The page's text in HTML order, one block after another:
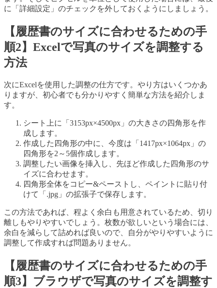
に「詳細設定」のチェックを外しておくようにしましょう。
【履歴書のサイズに合わせるための手
順2】Excelで写真のサイズを調整する
方法
次にExcelを使用した調整の仕方です。やり方はいくつかあ
りますが、初心者でも分かりやすく簡単な方法を紹介しま
す。
シート上に「3153px×4500px」の大きさの四角形を作
成します。
作成した四角形の中に、今度は「1417px×1064px」の
四角形を2～5個作成します。
調整したい画像を挿入し、先ほど作成した四角形のサ
イズに合わせます。
四角形全体をコピー&ペーストし、ペイントに貼り付
けて「.jpg」の拡張子で保存します。
この方法であれば、程よく余白も用意されているため、切り
離しもやりやすいでしょう。枚数が欲しいという場合には、
余白を減らして詰めれば良いので、自分がやりやすいように
調整して作成すれば問題ありません。
【履歴書のサイズに合わせるための手
順3】ブラウザで写真のサイズを調整す